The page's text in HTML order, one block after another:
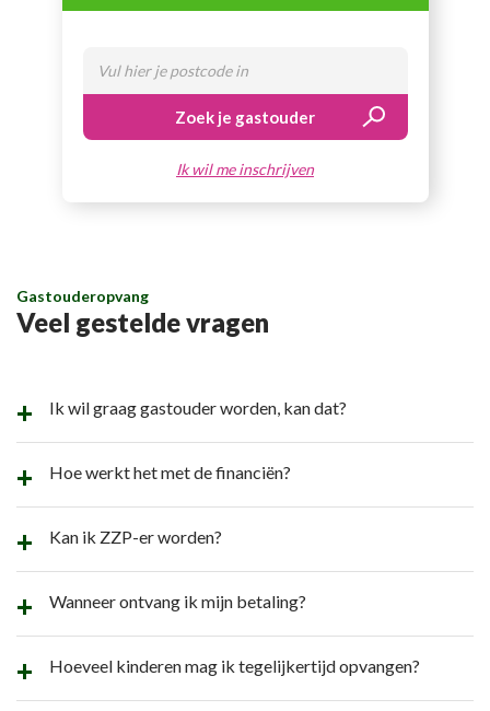
Ik wil me inschrijven
Gastouderopvang
Veel gestelde vragen
Ik wil graag gastouder worden, kan dat?
Hoe werkt het met de financiën?
Kan ik ZZP-er worden?
Wanneer ontvang ik mijn betaling?
Hoeveel kinderen mag ik tegelijkertijd opvangen?